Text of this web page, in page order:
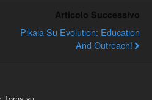
Articolo Successivo
Pikaia Su Evolution: Education
And Outreach!